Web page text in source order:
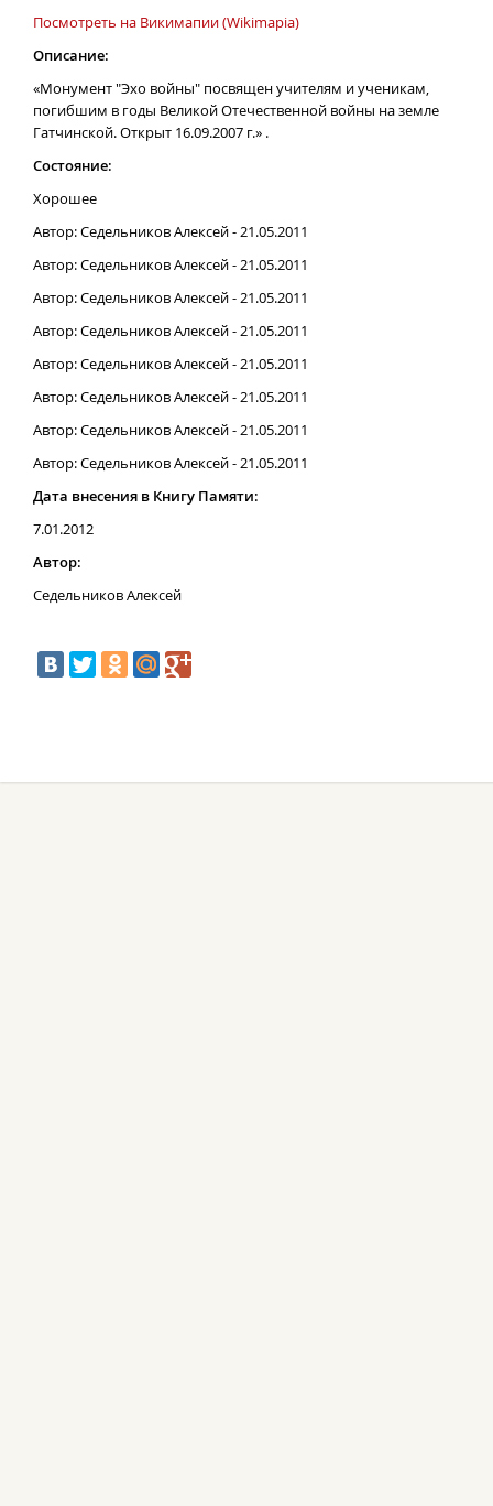
Посмотреть на Викимапии (Wikimapia)
Описание:
«Монумент "Эхо войны" посвящен учителям и ученикам,
погибшим в годы Великой Отечественной войны на земле
Гатчинской. Открыт 16.09.2007 г.» .
Состояние:
Хорошее
Автор: Седельников Алексей - 21.05.2011
Автор: Седельников Алексей - 21.05.2011
Автор: Седельников Алексей - 21.05.2011
Автор: Седельников Алексей - 21.05.2011
Автор: Седельников Алексей - 21.05.2011
Автор: Седельников Алексей - 21.05.2011
Автор: Седельников Алексей - 21.05.2011
Автор: Седельников Алексей - 21.05.2011
Дата внесения в Книгу Памяти:
7.01.2012
Автор:
Седельников Алексей